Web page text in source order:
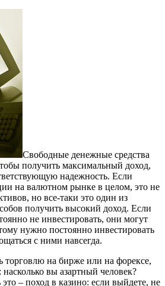
Свободные денежные средства
получить максимальный доход,
надежность. Если
на валютном рынке в целом, это не
но все-таки это один из
получить высокий доход. Если
не инвестировать, они могут
нужно постоянно инвестировать
с ними навсегда.
торговлю на бирже или на форексе,
насколько вы азартный человек?
– поход в казино: если выйдете, не